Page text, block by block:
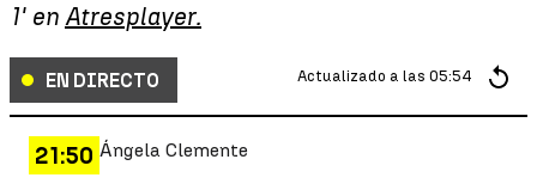
1' en Atresplayer.
EN DIRECTO Actualizado a las 05:54
21:50 Ángela Clemente